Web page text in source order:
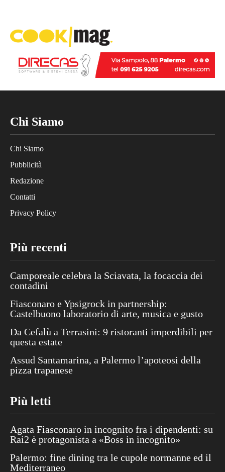
Chi Siamo
Chi Siamo
Pubblicità
Redazione
Contatti
Privacy Policy
Più recenti
Camporeale celebra la Sciavata, la focaccia dei
contadini
Fiasconaro e Ypsigrock in partnership:
Castelbuono laboratorio di arte, musica e gusto
Da Cefalù a Terrasini: 9 ristoranti imperdibili per
questa estate
Assud Santamarina, a Palermo l’apoteosi della
pizza trapanese
Più letti
Agata Fiasconaro in incognito fra i dipendenti: su
Rai2 è protagonista a «Boss in incognito»
Palermo: fine dining tra le cupole normanne ed il
Mediterraneo